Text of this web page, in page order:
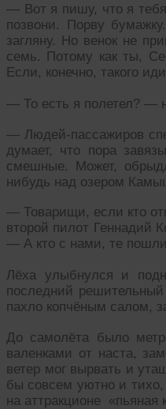
— Вот я пишу, что я
позвони. Порву
загляну. Но венок не
семь. Потому как ты,
Если, конечно, такого
— То есть я полетел? —
— Людей-пассажиров
думает, что пора
смешные. Может,
нибудь над озером
— Товарищи, если кто
второй пилот Геннадий
— А кто с нами, те пошли
Лёха улыбнулся и
последний
пахло копчёным салом,
До самолёта было
валенками от наста,
ветер мог вырвать и
бы совсем уютно и
на аттракционе «пьяная